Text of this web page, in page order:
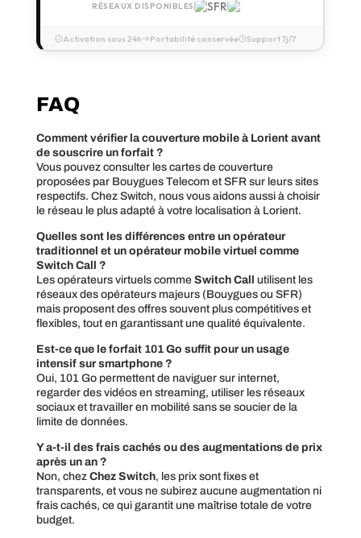
RÉSEAUX DISPONIBLES
Activation sous 24h Portabilité conservée Support 7j/7
FAQ
Comment vérifier la couverture mobile à Lorient avant
de souscrire un forfait ?
Vous pouvez consulter les cartes de couverture
proposées par Bouygues Telecom et SFR sur leurs sites
respectifs. Chez Switch, nous vous aidons aussi à choisir
le réseau le plus adapté à votre localisation à Lorient.
Quelles sont les différences entre un opérateur
traditionnel et un opérateur mobile virtuel comme
Switch Call ?
Les opérateurs virtuels comme Switch Call utilisent les
réseaux des opérateurs majeurs (Bouygues ou SFR)
mais proposent des offres souvent plus compétitives et
flexibles, tout en garantissant une qualité équivalente.
Est-ce que le forfait 101 Go suffit pour un usage
intensif sur smartphone ?
Oui, 101 Go permettent de naviguer sur internet,
regarder des vidéos en streaming, utiliser les réseaux
sociaux et travailler en mobilité sans se soucier de la
limite de données.
Y a-t-il des frais cachés ou des augmentations de prix
après un an ?
Non, chez Chez Switch, les prix sont fixes et
transparents, et vous ne subirez aucune augmentation ni
frais cachés, ce qui garantit une maîtrise totale de votre
budget.